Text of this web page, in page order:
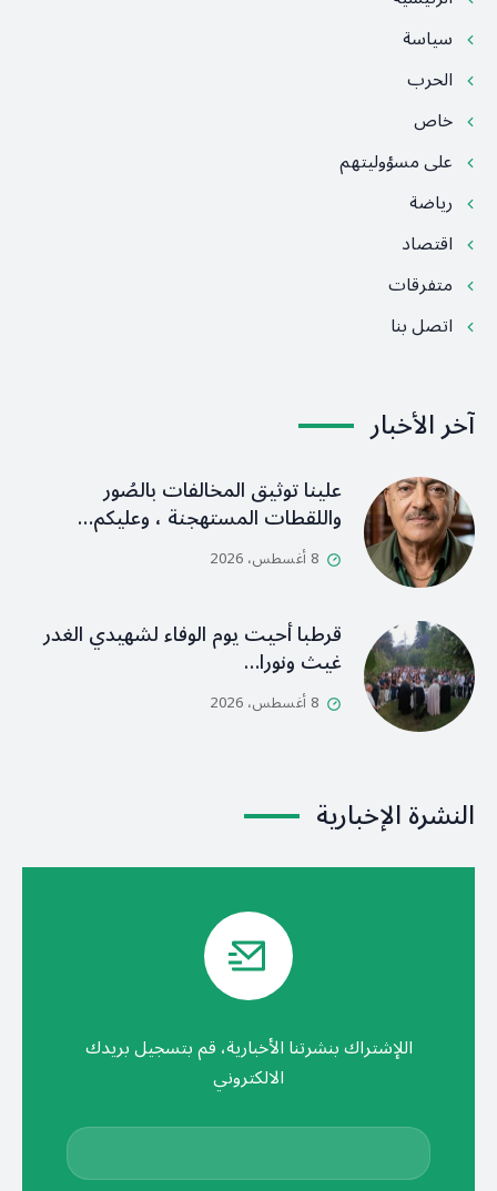
سياسة
الحرب
خاص
على مسؤوليتهم
رياضة
اقتصاد
متفرقات
اتصل بنا
آخر الأخبار
علينا توثيق المخالفات بالصُور
واللقطات المستهجنة ، وعليكم…
8 أغسطس، 2026
قرطبا أحيت يوم الوفاء لشهيدي الغدر
غيث ونورا…
8 أغسطس، 2026
النشرة الإخبارية
اللإشتراك بنشرتنا الأخبارية، قم بتسجيل بريدك
الالكتروني